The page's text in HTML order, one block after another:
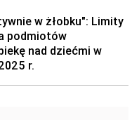
w żłobku": Limity
podmiotów
nad dziećmi w
r.